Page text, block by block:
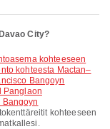
City?
kohteesta Mactan–
Bangoyn
Panglaon
kohteeseen